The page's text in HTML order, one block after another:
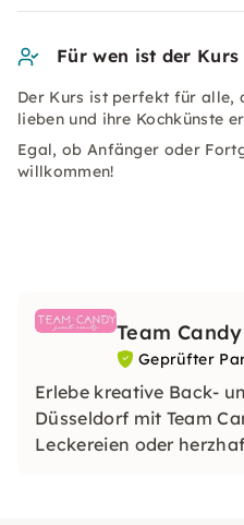
Für wen ist der Kurs
Der Kurs ist perfekt für alle,
lieben und ihre Kochkünste
Egal, ob Anfänger oder
willkommen!
Team Candy
Geprüfter
Erlebe kreative Back-
Düsseldorf mit Team
Leckereien oder